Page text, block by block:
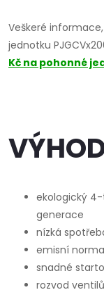
Veškeré
jednotku
Kč na pohonné
ekologický 4-
generace
nízká
emisní norma
snadné
rozvod